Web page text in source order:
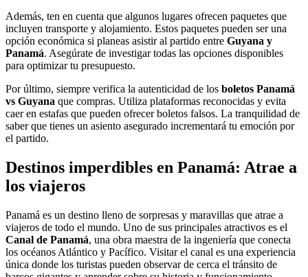
Además, ten en cuenta que algunos lugares ofrecen paquetes que
incluyen transporte y alojamiento. Estos paquetes pueden ser una
opción económica si planeas asistir al partido entre Guyana y
Panamá. Asegúrate de investigar todas las opciones disponibles
para optimizar tu presupuesto.
Por último, siempre verifica la autenticidad de los boletos Panamá
vs Guyana que compras. Utiliza plataformas reconocidas y evita
caer en estafas que pueden ofrecer boletos falsos. La tranquilidad de
saber que tienes un asiento asegurado incrementará tu emoción por
el partido.
Destinos imperdibles en Panamá: Atrae a
los viajeros
Panamá es un destino lleno de sorpresas y maravillas que atrae a
viajeros de todo el mundo. Uno de sus principales atractivos es el
Canal de Panamá, una obra maestra de la ingeniería que conecta
los océanos Atlántico y Pacífico. Visitar el canal es una experiencia
única donde los turistas pueden observar de cerca el tránsito de